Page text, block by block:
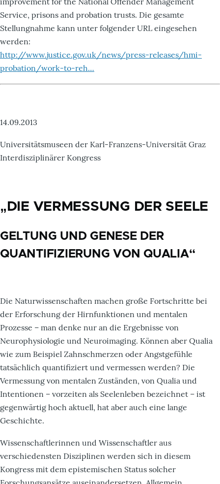
Service, prisons and probation trusts. Die gesamte
Stellungnahme kann unter folgender URL eingesehen
werden:
http://www.justice.gov.uk/news/press-releases/hmi-
probation/work-to-reh…
14.09.2013
Universitätsmuseen der Karl-Franzens-Universität Graz
Interdisziplinärer Kongress
„DIE VERMESSUNG DER SEELE
GELTUNG UND GENESE DER
QUANTIFIZIERUNG VON QUALIA“
Die Naturwissenschaften machen große Fortschritte bei
der Erforschung der Hirnfunktionen und mentalen
Prozesse – man denke nur an die Ergebnisse von
Neurophysiologie und Neuroimaging. Können aber Qualia
wie zum Beispiel Zahnschmerzen oder Angstgefühle
tatsächlich quantifiziert und vermessen werden? Die
Vermessung von mentalen Zuständen, von Qualia und
Intentionen – vorzeiten als Seelenleben bezeichnet – ist
gegenwärtig hoch aktuell, hat aber auch eine lange
Geschichte.
Wissenschaftlerinnen und Wissenschaftler aus
verschiedensten Disziplinen werden sich in diesem
Kongress mit dem epistemischen Status solcher